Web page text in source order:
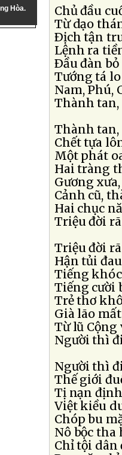
Hòa.
Chủ đầu
Từ dạo
Ðịch tận
Lệnh ra
Ðầu đàn
Tướng tá
Nam, Phú,
Thành
Thành
Chết tựa
Một phát
Hai tràng
Gương
Cảnh cũ,
Hai chục
Triệu đời
Triệu đời
Hận tủi
Tiếng
Tiếng cười
Trẻ thơ
Già lão
Từ lũ Cộng
Người thì
Người thì
Thế giới
Tị nạn
Việt kiều
Chóp bu
Nô bộc tha
Chỉ tội dân